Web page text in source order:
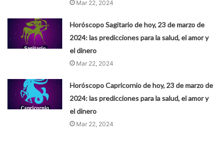
Mar 22, 2024
Horóscopo Sagitario de hoy, 23 de marzo de
2024: las predicciones para la salud, el amor y
el dinero
Mar 22, 2024
Horóscopo Capricornio de hoy, 23 de marzo de
2024: las predicciones para la salud, el amor y
el dinero
Mar 22, 2024